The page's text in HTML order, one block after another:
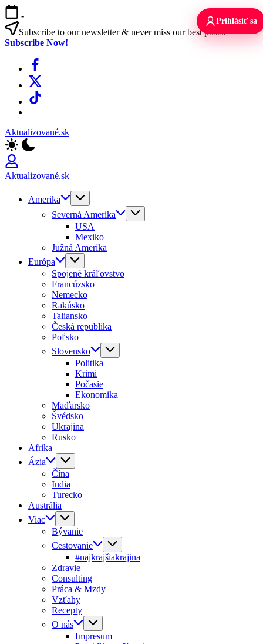
Skip
to
content
-
Subscribe to our newsletter & never miss our best posts.
Subscribe Now!
Facebook
X
TikTok
Aktualizované.sk
Aktualizované.sk
Amerika
Severná Amerika
USA
Mexiko
Južná Amerika
Európa
Spojené kráľovstvo
Francúzsko
Nemecko
Rakúsko
Taliansko
Česká republika
Poľsko
Slovensko
Politika
Krimi
Počasie
Ekonomika
Maďarsko
Švédsko
Ukrajina
Rusko
Afrika
Ázia
Čína
India
Turecko
Austrália
Viac
Bývanie
Cestovanie
#najkrajšiakrajina
Zdravie
Consulting
Práca & Mzdy
Vzťahy
Recepty
O nás
Impresum
Prihlásiť sa